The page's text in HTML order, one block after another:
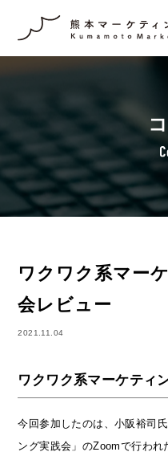
ワクワク系マー
会レビュー
2021.11.04
ワクワク系マーケティ
今回参加したのは、小阪裕司
ング実践会」のZoomで行わ